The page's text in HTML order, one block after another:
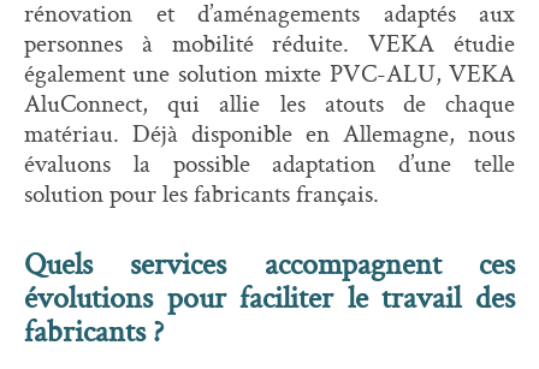
rénovation et d’aménagements adaptés aux
personnes à mobilité réduite. VEKA étudie
également une solution mixte PVC-ALU, VEKA
AluConnect, qui allie les atouts de chaque
matériau. Déjà disponible en Allemagne, nous
évaluons la possible adaptation d’une telle
solution pour les fabricants français.
Quels services accompagnent ces
évolutions pour faciliter le travail des
fabricants ?